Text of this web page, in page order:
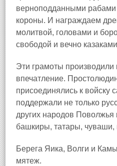
верноподданными
короны. И награждаем
молитвой, головами и
свободой и вечно
Эти грамоты производили
впечатление.
присоединялись к войску
поддержали не только
других народов Поволжья
башкиры, татары,
Берега Яика, Волги и Камы
мятеж.